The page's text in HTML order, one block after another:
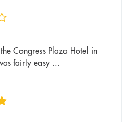
Congress Plaza Hotel in
fairly easy ...